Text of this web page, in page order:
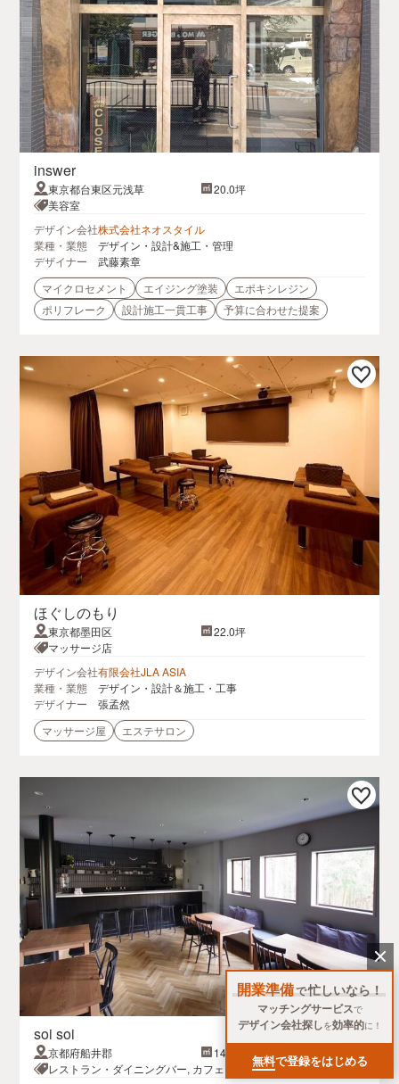
開業準備で忙しいなら！
マッチングサービスで
デザイン会社探しを効率的に！
無料で登録をはじめる
inswer
東京都台東区元浅草
20.0坪
美容室
デザイン会社株式会社ネオスタイル
業種・業態
デザイン・設計&施工・管理
デザイナー
武藤素章
マイクロセメント
エイジング塗装
エポキシレジン
ポリフレーク
設計施工一貫工事 予算に合わせた提案
ほぐしのもり
東京都墨田区
22.0坪
マッサージ店
デザイン会社有限会社JLA ASIA
業種・業態
デザイン・設計＆施工・工事
デザイナー
張孟然
マッサージ屋
エステサロン
soi soi
京都府船井郡
14.0坪
レストラン・ダイニングバー, カフェ・パン屋・ケーキ屋